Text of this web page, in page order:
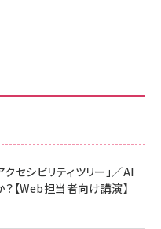
06/24号 No.2500増刊
ン[王道エンタメの矜持／
運命／山田涼介]
カー保証5年 KLMEA128G
ルム iPhone 17 用 保護フィ
Phone17 (6.3インチ) 対応
TV Stick HD | 手軽にスト
カー保証5年 KLMEA128G
ド - Amazonロゴ - クラ
いケーブル 240W 結束バン
セシビリティツリー」／AI
【Web担当者向け講演】